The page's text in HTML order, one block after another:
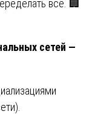
всё. 🏢
сетей —